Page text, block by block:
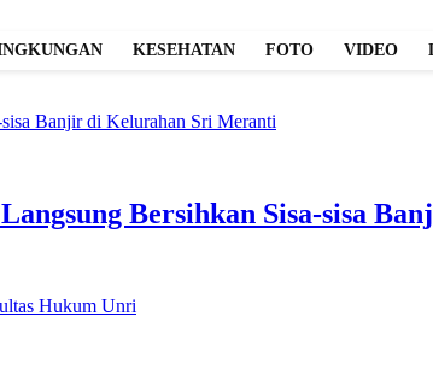
KESEHATAN FOTO VIDEO
Bersihkan Sisa-sisa